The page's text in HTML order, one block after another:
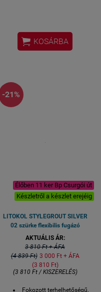
 KOSÁRBA
-21%
Élőben 11 ker Bp Csurgói út
Készletről a készlet erejéig
LITOKOL STYLEGROUT SILVER
02 szürke flexibilis fugázó
AKTUÁLIS ÁR:
3 810 Ft + ÁFA
(4 839 Ft) 3 000 Ft + ÁFA
(3 810 Ft)
(3 810 Ft / KISZERELÉS)
Fokozott terhelhetőségű,